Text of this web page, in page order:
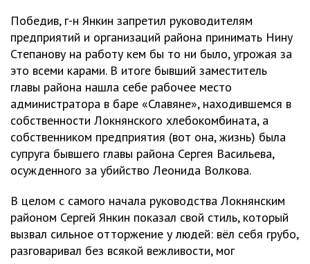
Победив, г-н Янкин запретил руководителям
предприятий и организаций района принимать Нину
Степанову на работу кем бы то ни было, угрожая за
это всеми карами. В итоге бывший заместитель
главы района нашла себе рабочее место
администратора в баре «Славяне», находившемся в
собственности Локнянского хлебокомбината, а
собственником предприятия (вот она, жизнь) была
супруга бывшего главы района Сергея Васильева,
осужденного за убийство Леонида Волкова.
В целом с самого начала руководства Локнянским
районом Сергей Янкин показал свой стиль, который
вызвал сильное отторжение у людей: вёл себя грубо,
разговаривал без всякой вежливости, мог